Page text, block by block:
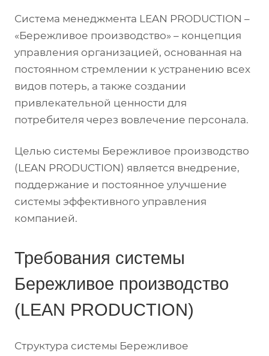
Система менеджмента LEAN PRODUCTION –
«Бережливое производство» – концепция
управления организацией, основанная на
постоянном стремлении к устранению всех
видов потерь, а также создании
привлекательной ценности для
потребителя через вовлечение персонала.
Целью системы Бережливое производство
(LEAN PRODUCTION) является внедрение,
поддержание и постоянное улучшение
системы эффективного управления
компанией.
Требования системы
Бережливое производство
(LEAN PRODUCTION)
Структура системы Бережливое